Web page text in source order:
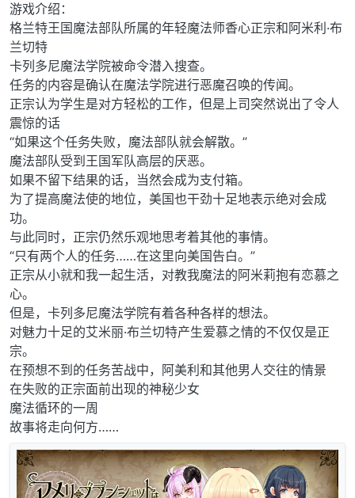
游戏介绍：
格兰特王国魔法部队所属的年轻魔法师香心正宗和阿米利·布
兰切特
卡列多尼魔法学院被命令潜入搜查。
任务的内容是确认在魔法学院进行恶魔召唤的传闻。
正宗认为学生是对方轻松的工作，但是上司突然说出了令人
震惊的话
“如果这个任务失败，魔法部队就会解散。”
魔法部队受到王国军队高层的厌恶。
如果不留下结果的话，当然会成为支付箱。
为了提高魔法使的地位，美国也干劲十足地表示绝对会成
功。
与此同时，正宗仍然乐观地思考着其他的事情。
“只有两个人的任务……在这里向美国告白。”
正宗从小就和我一起生活，对教我魔法的阿米莉抱有恋慕之
心。
但是，卡列多尼魔法学院有着各种各样的想法。
对魅力十足的艾米丽·布兰切特产生爱慕之情的不仅仅是正
宗。
在预想不到的任务苦战中，阿美利和其他男人交往的情景
在失败的正宗面前出现的神秘少女
魔法循环的一周
故事将走向何方……